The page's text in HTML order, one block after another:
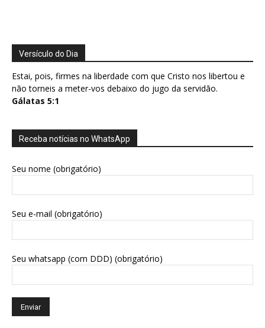
Versículo do Dia
Estai, pois, firmes na liberdade com que Cristo nos libertou e
não torneis a meter-vos debaixo do jugo da servidão.
Gálatas 5:1
Receba notícias no WhatsApp
Seu nome (obrigatório)
Seu e-mail (obrigatório)
Seu whatsapp (com DDD) (obrigatório)